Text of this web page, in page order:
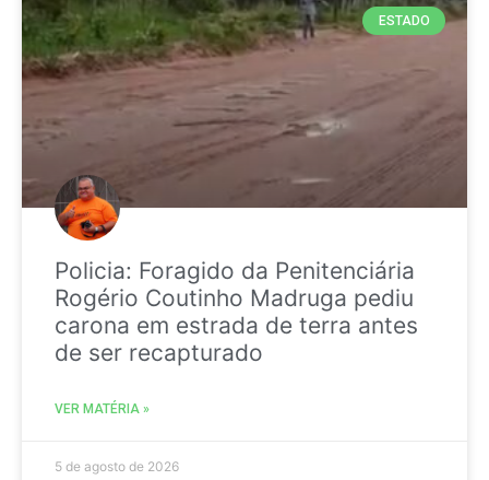
ESTADO
Policia: Foragido da Penitenciária
Rogério Coutinho Madruga pediu
carona em estrada de terra antes
de ser recapturado
VER MATÉRIA »
5 de agosto de 2026